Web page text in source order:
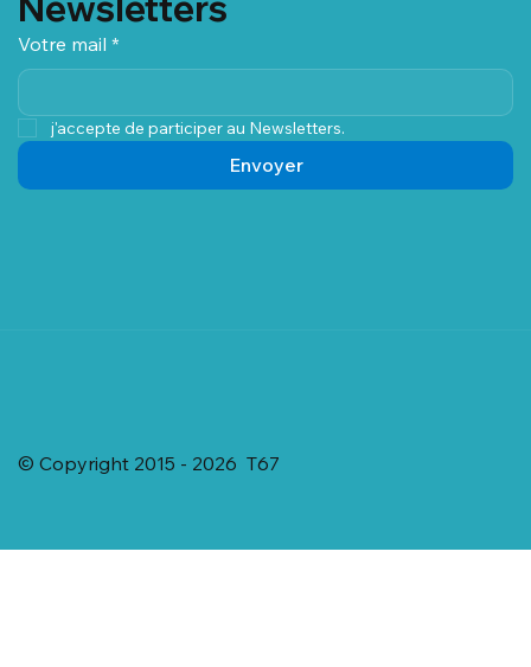
Votre mail *
j'accepte de participer au Newsletters.
Envoyer
© Copyright 2015 - 2026 T67